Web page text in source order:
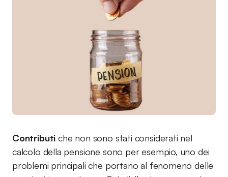
Contributiche non sono stati considerati nel
calcolo della pensione sono per esempio, uno dei
problemi principali che portano al fenomeno delle